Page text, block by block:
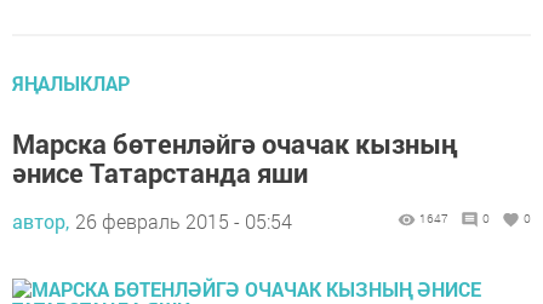
ЯҢАЛЫКЛАР
Марска бөтенләйгә очачак кызның
әнисе Татарстанда яши
автор, 26 февраль 2015 - 05:54 1647 0 0